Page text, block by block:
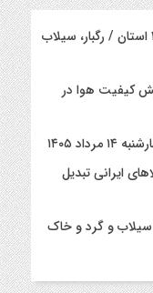
هواشناسی ایران | هشدار نارنجی برای ۴ استان / رگبار، سیلاب
کیفیت هوا در
۱۴۰۵
ایرانی تبدیل
سیلاب و گرد و خاک